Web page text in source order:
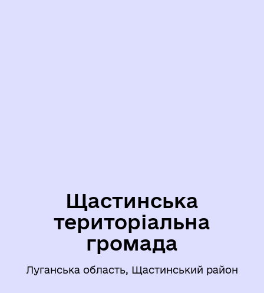
Щастинська
територіальна
громада
Луганська область, Щастинський район